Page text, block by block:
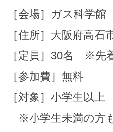
［会場］ガス科学館
［住所］大阪府高石
［定員］30名 ※先
［参加費］無料
［対象］小学生以上
※小学生未満の方